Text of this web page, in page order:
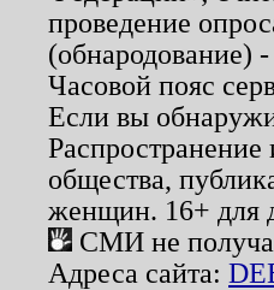
проведение
(обнародование)
Часовой пояс
Если вы
общества,
женщин. 16+ для
СМИ не
Адреса сайта: